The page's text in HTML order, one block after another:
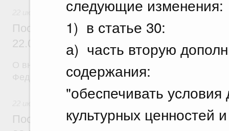
следующие изменения:
1) в статье 30:
а) часть вторую
содержания:
"обеспечивать
культурных ценностей
Постановление Правительства
22.07.2026 г. № 921
Федерации от 30 ноября 2022 г. № 2177
Постановление Правительства